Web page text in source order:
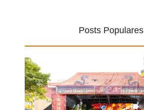
Posts Populares